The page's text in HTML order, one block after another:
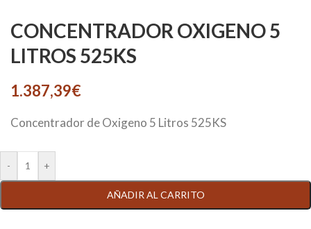
CONCENTRADOR OXIGENO 5
LITROS 525KS
1.387,39€
Concentrador de Oxigeno 5 Litros 525KS
AÑADIR AL CARRITO